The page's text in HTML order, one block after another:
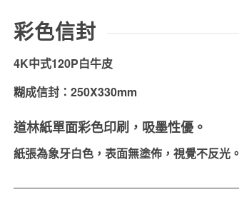
彩色信封
4K中式120P白牛皮
糊成信封：250X330mm
道林紙單面彩色印刷，吸墨性優。
紙張為象牙白色，表面無塗佈，視覺不反光。